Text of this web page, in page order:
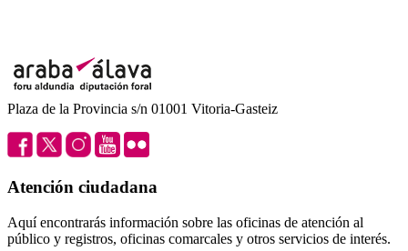
Plaza de la Provincia s/n 01001 Vitoria-Gasteiz
Atención ciudadana
Aquí encontrarás información sobre las oficinas de atención al
público y registros, oficinas comarcales y otros servicios de interés.